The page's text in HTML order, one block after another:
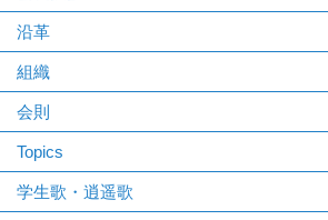
沿革
組織
会則
Topics
学生歌・逍遥歌